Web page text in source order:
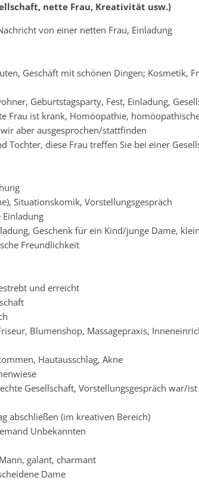
nette Frau, Kreativität usw.)
von einer netten Frau, Einladung
Geschäft mit schönen Dingen; Kosmetik,
Geburtstagsparty, Fest, Einladung,
Frau ist krank, Homöopathie,
aber ausgesprochen/stattfinden
Tochter, diese Frau treffen Sie bei einer
Situationskomik, Vorstellungsgespräch
Einladung
Geschenk für ein Kind/junge Dame,
Freundlichkeit
und erreicht
Blumenshop, Massagepraxis,
Hautausschlag, Akne
Gesellschaft, Vorstellungsgespräch war/
abschließen (im kreativen Bereich)
Unbekannten
galant, charmant
Dame